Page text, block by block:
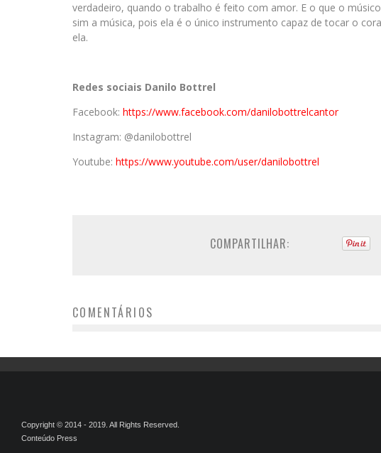
verdadeiro, quando o trabalho é feito com amor. E o que o
sim a música, pois ela é o único instrumento capaz de tocar o
ela.
Redes sociais Danilo Bottrel
Facebook: https://www.facebook.com/danilobottrelcantor
Instagram: @danilobottrel
Youtube: https://www.youtube.com/user/danilobottrel
COMPARTILHAR:
COMENTÁRIOS
Copyright © 2014 - 2019. All Rights Reserved.
Conteúdo Press